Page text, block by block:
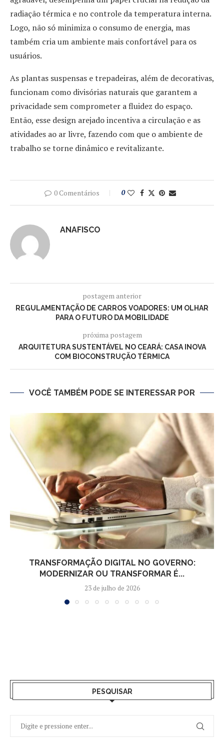
radiação térmica e no controle da temperatura interna.
Logo, não só minimiza o consumo de energia, mas
também cria um ambiente mais confortável para os
usuários.
As plantas suspensas e trepadeiras, além de decorativas,
funcionam como divisórias naturais que garantem a
privacidade sem comprometer a fluidez do espaço.
Então, esse design arejado incentiva a circulação e as
atividades ao ar livre, fazendo com que o ambiente de
trabalho se torne dinâmico e revitalizante.
0 Comentários 0
ANAFISCO
postagem anterior
REGULAMENTAÇÃO DE CARROS VOADORES: UM OLHAR
PARA O FUTURO DA MOBILIDADE
próxima postagem
ARQUITETURA SUSTENTÁVEL NO CEARÁ: CASA INOVA
COM BIOCONSTRUÇÃO TÉRMICA
VOCÊ TAMBÉM PODE SE INTERESSAR POR
TRANSFORMAÇÃO DIGITAL NO GOVERNO:
MODERNIZAR OU TRANSFORMAR É...
23 de julho de 2026
PESQUISAR